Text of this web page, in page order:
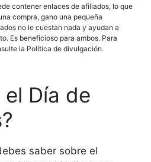
contener enlaces de afiliados, lo que
compra, gano una pequeña
no le cuestan nada y ayudan a
Es beneficioso para ambos. Para
la Política de divulgación.
el Día de
saber sobre el